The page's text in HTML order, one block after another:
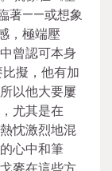
著——或想象
，極端壓
曾認可本身
擬，他有加
以他大要屢
尤其是在
忱激烈地混
心中和筆